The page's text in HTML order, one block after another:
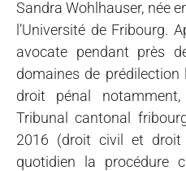
Sandra Wohlhauser, née
l’Université de Fribourg.
avocate pendant près
domaines de
droit pénal
Tribunal cantonal
2016 (droit civil et droit
quotidien la procédure